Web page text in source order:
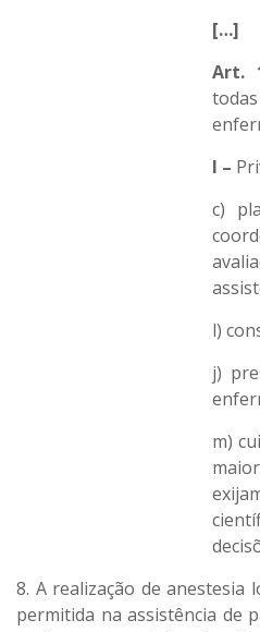
[…]
Art.
I –
c)
l)
j)
m)
8. A realização de anestesia
permitida na assistência de